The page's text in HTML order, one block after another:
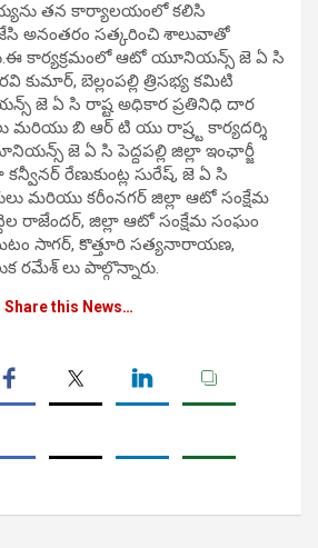
తన కార్యాలయంలో కలిసి
అనంతరం సత్కరించి శాలువాతో
కార్యక్రమంలో ఆటో యూనియన్స్ జె ఏ సి
కుమార్, బెల్లంపల్లి త్రిసభ్య కమిటి
జె ఏ సి రాష్ట అధికార ప్రతినిధి దార
మరియు బి ఆర్ టి యు రాష్ర్ట కార్యదర్శి
జె ఏ సి పెద్దపల్లి జిల్లా ఇంఛార్జీ
రేణుకుంట్ల సురేష్, జె ఏ సి
మరియు కరీంనగర్ జిల్లా ఆటో సంక్షేమ
రాజేందర్, జిల్లా ఆటో సంక్షేమ సంఘం
సాగర్, కొత్తూరి సత్యనారాయణ,
రమేశ్ లు పాల్గొన్నారు.
Share this News…